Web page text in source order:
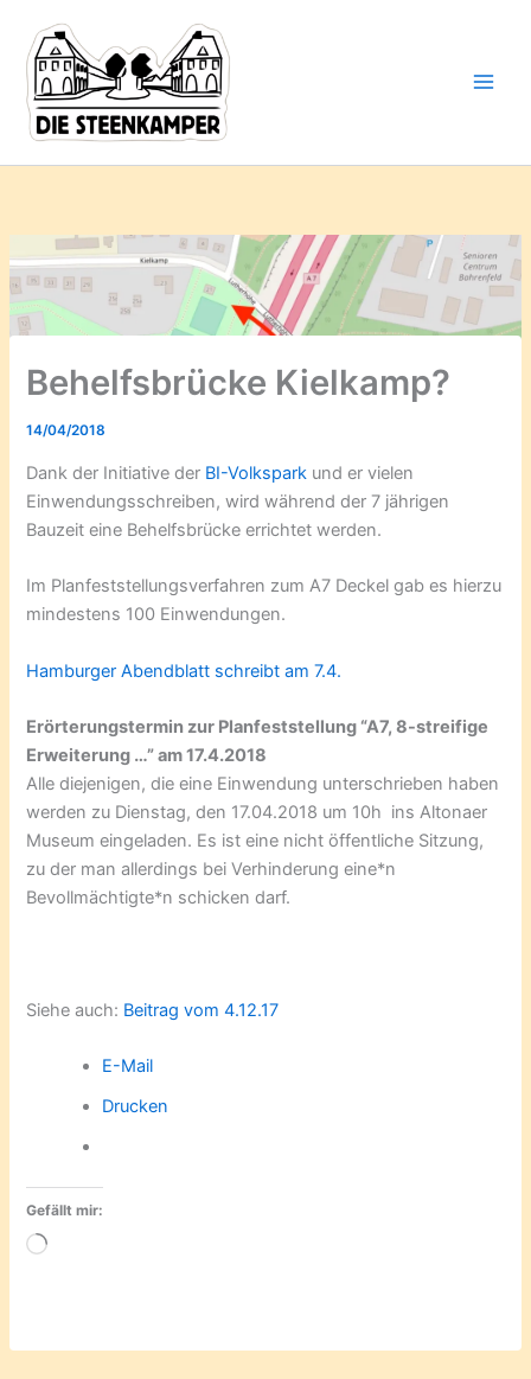
Inhalt
springen
Behelfsbrücke Kielkamp?
14/04/2018
Dank der Initiative der BI-Volkspark und er vielen
Einwendungsschreiben, wird während der 7 jährigen
Bauzeit eine Behelfsbrücke errichtet werden.
Im Planfeststellungsverfahren zum A7 Deckel gab es hierzu
mindestens 100 Einwendungen.
Hamburger Abendblatt schreibt am 7.4.
Erörterungstermin zur Planfeststellung “A7, 8-streifige
Erweiterung …” am 17.4.2018
Alle diejenigen, die eine Einwendung unterschrieben haben
werden zu Dienstag, den 17.04.2018 um 10h ins Altonaer
Museum eingeladen. Es ist eine nicht öffentliche Sitzung,
zu der man allerdings bei Verhinderung eine*n
Bevollmächtigte*n schicken darf.
Siehe auch: Beitrag vom 4.12.17
E-Mail
Drucken
Gefällt mir:
Wird
deine
Mail-
Adresse
ein ...